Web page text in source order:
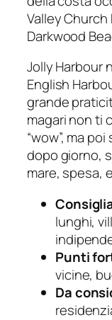
Valley Church
Darkwood
Jolly Harbour
English
grande
magari non ti
“wow”, ma
dopo giorno,
mare, spesa,
lunghi,
Punti
vicine,
Da